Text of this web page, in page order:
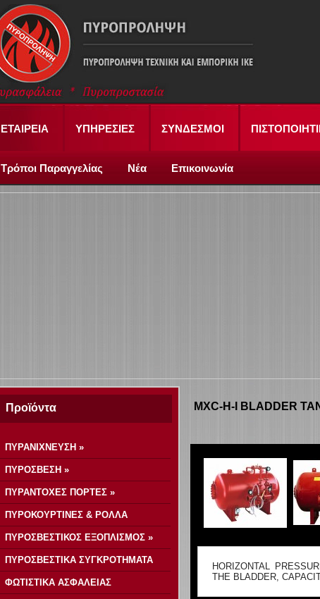
ΕΤΑΙΡΕΙΑ ΥΠΗΡΕΣΙΕΣ ΣΥΝΔΕΣΜΟΙ
Τρόποι Παραγγελίας Νέα Επικοινωνία
Προϊόντα
ΠΥΡΑΝΙΧΝΕΥΣΗ »
ΠΥΡΟΣΒΕΣΗ »
ΠΥΡΑΝΤΟΧΕΣ ΠΟΡΤΕΣ »
ΠΥΡΟΚΟΥΡΤΙΝΕΣ & ΡΟΛΛΑ
ΠΥΡΟΣΒΕΣΤΙΚΟΣ ΕΞΟΠΛΙΣΜΟΣ »
ΠΥΡΟΣΒΕΣΤΙΚΑ ΣΥΓΚΡΟΤΗΜΑΤΑ
ΦΩΤΙΣΤΙΚΑ ΑΣΦΑΛΕΙΑΣ
MXC-H-I BLADDER
HORIZONTAL
THE BLADDER,